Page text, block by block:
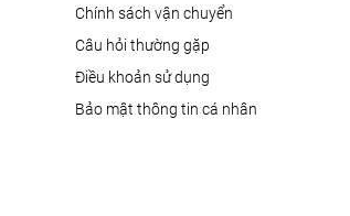
Chính sách vận chuyển
Câu hỏi thường gặp
Điều khoản sử dụng
Bảo mật thông tin cá nhân